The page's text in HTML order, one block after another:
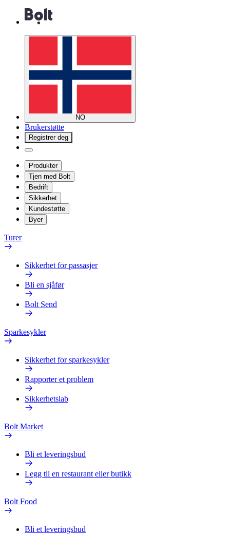
NO
Brukerstøtte
Registrer deg
Produkter
Tjen med Bolt
Bedrift
Sikkerhet
Kundestøtte
Byer
Turer
Sikkerhet for passasjer
Bli en sjåfør
Bolt Send
Sparkesykler
Sikkerhet for sparkesykler
Rapporter et problem
Sikkerhetslab
Bolt Market
Bli et leveringsbud
Legg til en restaurant eller butikk
Bolt Food
Bli et leveringsbud